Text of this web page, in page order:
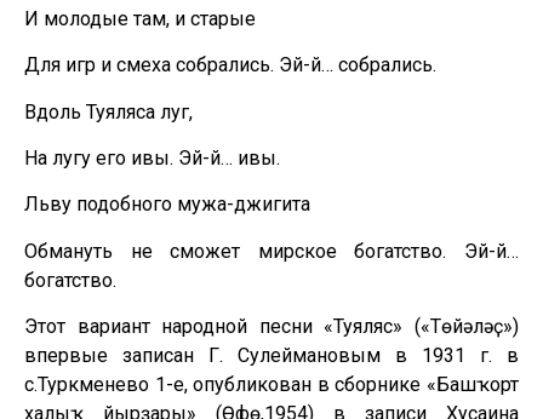
И молодые там, и старые
Для игр и смеха собрались. Эй-й… собрались.
Вдоль Туяляса луг,
На лугу его ивы. Эй-й… ивы.
Льву подобного мужа-джигита
Обмануть не сможет мирское богатство. Эй-й…
богатство.
Этот вариант народной песни «Туяляс» («Төйәләҫ»)
впервые записан Г. Сулеймановым в 1931 г. в
с.Туркменево 1-е, опубликован в сборнике «Башҡорт
халыҡ йырҙары» (Өфө,1954) в записи Хусаина